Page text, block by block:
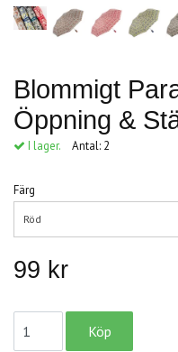
Blommigt
Öppning &
I lager. Antal: 2
Färg
Röd
99 kr